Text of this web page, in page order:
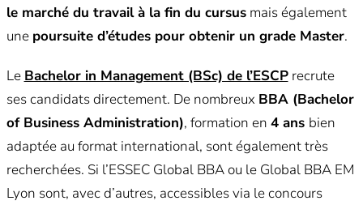
le marché du travail à la fin du cursusmais également
une poursuite d’études pour obtenir un grade Master.
Le Bachelor in Management (BSc) de l’ESCPrecrute
ses candidats directement. De nombreux BBA (Bachelor
of Business Administration), formation en 4 ans bien
adaptée au format international, sont également très
recherchées. Si l’ESSEC Global BBA ou le Global BBA EM
Lyon sont, avec d’autres, accessibles via le concours